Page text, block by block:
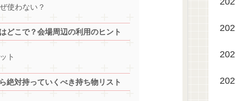
使わない？
どこで？会場周辺の利用のヒント
ト
絶対持っていくべき持ち物リスト